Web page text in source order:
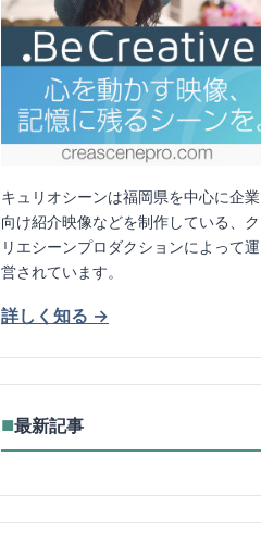
キュリオシーンは福岡県を中心に企業
向け紹介映像などを制作している、ク
リエシーンプロダクションによって運
営されています。
詳しく知る →
■最新記事